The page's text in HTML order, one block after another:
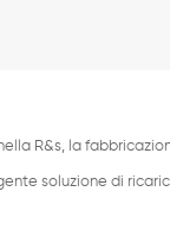
R&s, la
soluzione di